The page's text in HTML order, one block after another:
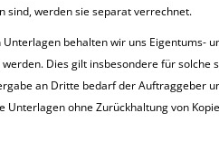
sind, werden sie separat verrechnet.
behalten wir uns Eigentums-
Dies gilt insbesondere für solche
an Dritte bedarf der Auftraggeber
Unterlagen ohne Zurückhaltung von